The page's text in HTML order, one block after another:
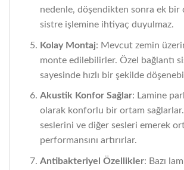
nedenle, döşendikten sonra ek bir
sistre işlemine ihtiyaç duyulmaz.
Kolay Montaj: Mevcut zemin
monte edilebilirler. Özel bağlantı
sayesinde hızlı bir şekilde
Akustik Konfor Sağlar: Lamine
olarak konforlu bir ortam
seslerini ve diğer sesleri emerek
performansını artırırlar.
Antibakteriyel Özellikler: Bazı